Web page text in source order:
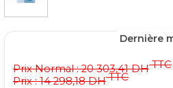
Prix Normal :20 303,41 DHTTC
Prix : 14 298,18 DHTTC
Dernière